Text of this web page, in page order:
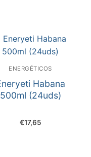
ENERGÉTICOS
Habana
500ml (24uds)
€17,65